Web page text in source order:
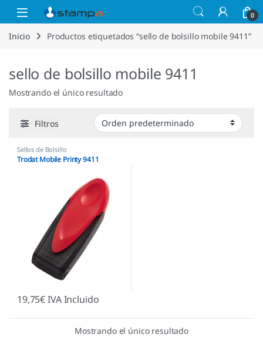
Saltar a la navegación
Saltar al contenido
Open 0
Inicio Productos etiquetados “sello de bolsillo mobile 9411”
sello de bolsillo mobile 9411
Mostrando el único resultado
Filtros
Sellos de Bolsillo
Trodat Mobile Printy 9411
19,75€IVA Incluido
Mostrando el único resultado